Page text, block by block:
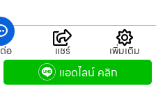
อ แชร์ เพิ่มเติม
แอดไลน์ คลิก